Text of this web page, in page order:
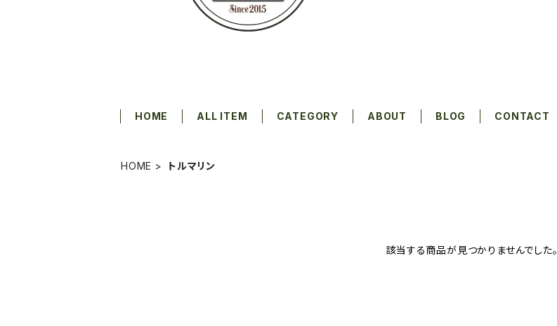
HOME ALL ITEM CATEGORY ABOUT BLOG CONTACT
HOME トルマリン
該当する商品が見つかりませんでした。